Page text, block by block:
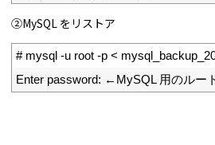
②MySQL をリストア
# mysql -u root -p <
Enter password: ← MySQL 用のルー